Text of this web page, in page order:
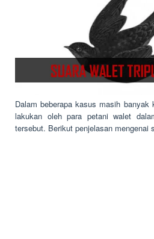
Dalam beberapa kasus masih banyak
lakukan oleh para petani walet
tersebut. Berikut penjelasan mengenai